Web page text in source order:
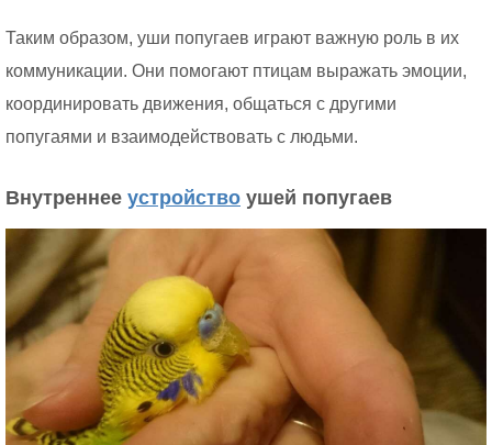
Таким образом, уши попугаев играют важную роль в их
коммуникации. Они помогают птицам выражать эмоции,
координировать движения, общаться с другими
попугаями и взаимодействовать с людьми.
Внутреннее устройство ушей попугаев